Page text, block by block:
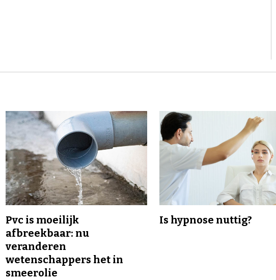
Pvc is moeilijk
afbreekbaar: nu
veranderen
wetenschappers het in
smeerolie
Is hypnose nuttig?